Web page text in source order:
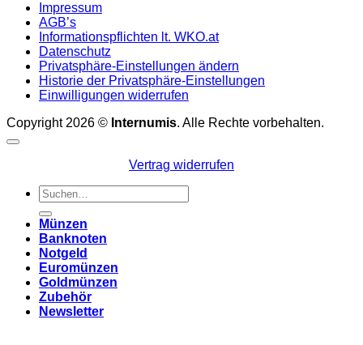
Impressum
AGB’s
Informationspflichten lt. WKO.at
Datenschutz
Privatsphäre-Einstellungen ändern
Historie der Privatsphäre-Einstellungen
Einwilligungen widerrufen
Copyright 2026 © Internumis. Alle Rechte vorbehalten.
Vertrag widerrufen
Suchen
nach:
Münzen
Banknoten
Notgeld
Euromünzen
Goldmünzen
Zubehör
Newsletter